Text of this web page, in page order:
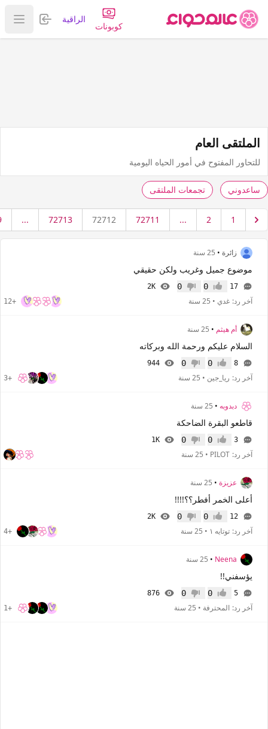
كوبونات
الراقية تسجيل
عرض
الملتقى العام
للتحاور المفتوح في أمور الحياه اليومية
ساعدوني تجمعات الملتقى
1
2
...
72711
72712
72713
...
زائرة • 25 سنة
موضوع جميل وغريب ولكن حقيقي
17 إعجاب0 عدم إعجاب
0
2K
آخر رد: غدي • 25 سنة +12
أم هيثم • 25 سنة
السلام عليكم ورحمة الله وبركاته
8 إعجاب0 عدم إعجاب
0
944
آخر رد: ريا_جين • 25 سنة +3
دبدوبه • 25 سنة
قاطعو البقرة الضاحكة
3 إعجاب0 عدم إعجاب
0
1K
آخر رد: PILOT
• 25 سنة
عزيزة • 25 سنة
أعلى الخمر أفطر؟؟!!!!
12 إعجاب0 عدم إعجاب
0
2K
آخر رد: توتايه ١ • 25 سنة +4
Neena
• 25 سنة
يؤسفني!!
5 إعجاب0 عدم إعجاب
0
876
آخر رد: المحترفة • 25 سنة +1